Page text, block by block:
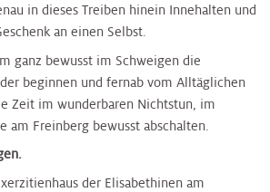
in dieses Treiben hinein Innehalten und
an einen Selbst.
ganz bewusst im Schweigen die
beginnen und fernab vom Alltäglichen
Zeit im wunderbaren Nichtstun, im
am Freinberg bewusst abschalten.​
der Elisabethinen am